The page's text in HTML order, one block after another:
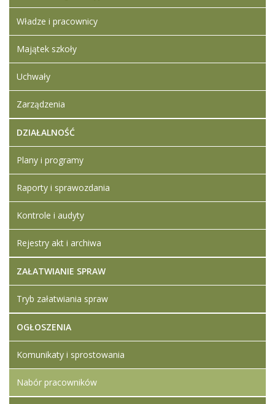
Artykuł
został
zmieniony.
wtorek,
08 luty
Iwona
Artykuł
został
zmieniony.
wtorek,
2022
Ledwójcik
Władze i pracownicy
Majątek szkoły
Uchwały
Zarządzenia
DZIAŁALNOŚĆ
Plany i programy
Raporty i sprawozdania
Kontrole i audyty
Rejestry akt i archiwa
ZAŁATWIANIE SPRAW
Tryb załatwiania spraw
OGŁOSZENIA
Komunikaty i sprostowania
Nabór pracowników